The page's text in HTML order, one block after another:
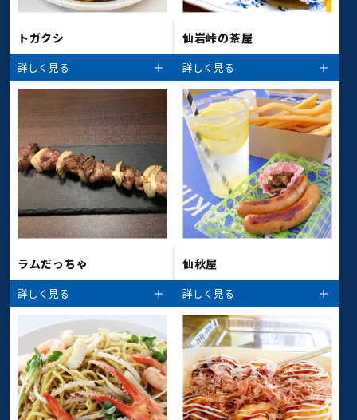
トガクシ
詳しく見る
仙岩峠の茶屋
詳しく見る
ラムだっちゃ
詳しく見る
仙秋屋
詳しく見る